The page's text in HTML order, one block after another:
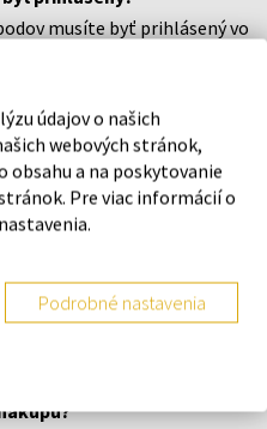
musíte byť prihlásený vo
využiť na jeden nákup?
do výšky maximálne 50%
a balné?
zásielku?
je prevzatá, príslušné
údajov o našich
webových stránok,
obsahu a na poskytovanie
Pre viac informácií o
Podrobné nastavenia